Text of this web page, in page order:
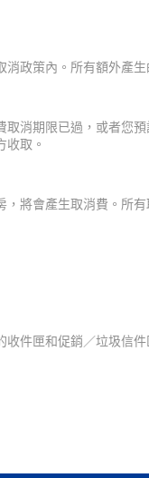
政策內。所有額外產
消期限已過，或者您
收取。
將會產生取消費。所
件匣和促銷／垃圾信